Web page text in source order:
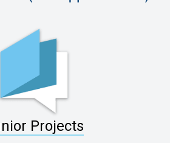
Projects